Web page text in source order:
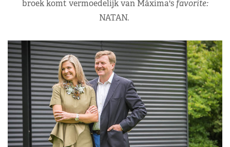
broek komt vermoedelijk van Máxima's favorite:
NATAN.